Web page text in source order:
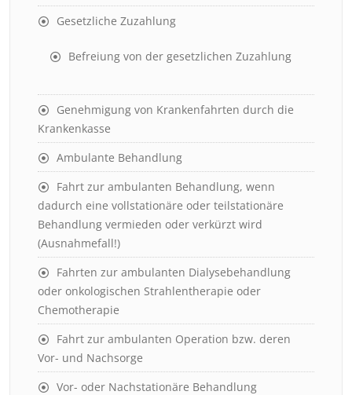
Gesetzliche Zuzahlung
Befreiung von der gesetzlichen Zuzahlung
Genehmigung von Krankenfahrten durch die
Krankenkasse
Ambulante Behandlung
Fahrt zur ambulanten Behandlung, wenn
dadurch eine vollstationäre oder teilstationäre
Behandlung vermieden oder verkürzt wird
(Ausnahmefall!)
Fahrten zur ambulanten Dialysebehandlung
oder onkologischen Strahlentherapie oder
Chemotherapie
Fahrt zur ambulanten Operation bzw. deren
Vor- und Nachsorge
Vor- oder Nachstationäre Behandlung